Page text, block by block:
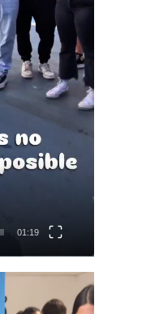
01:19